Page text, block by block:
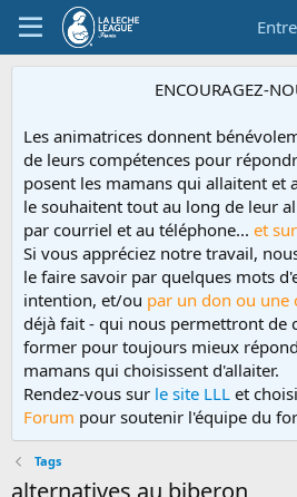
ENCOURAGEZ-
Les animatrices donnent
de leurs compétences pour
posent les mamans qui allaitent et
le souhaitent tout au long de leur
par courriel et au téléphone... et
Si vous appréciez notre travail,
le faire savoir par quelques mots
intention, et/ou par un don ou une
déjà fait - qui nous permettront de
former pour toujours mieux
mamans qui choisissent d'allaiter.
Rendez-vous sur le site LLL et
Forum pour soutenir l'équipe du
Tags
alternatives au biberon